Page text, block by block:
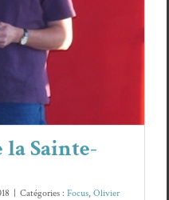
Sainte-
| Catégories : Focus, Olivier